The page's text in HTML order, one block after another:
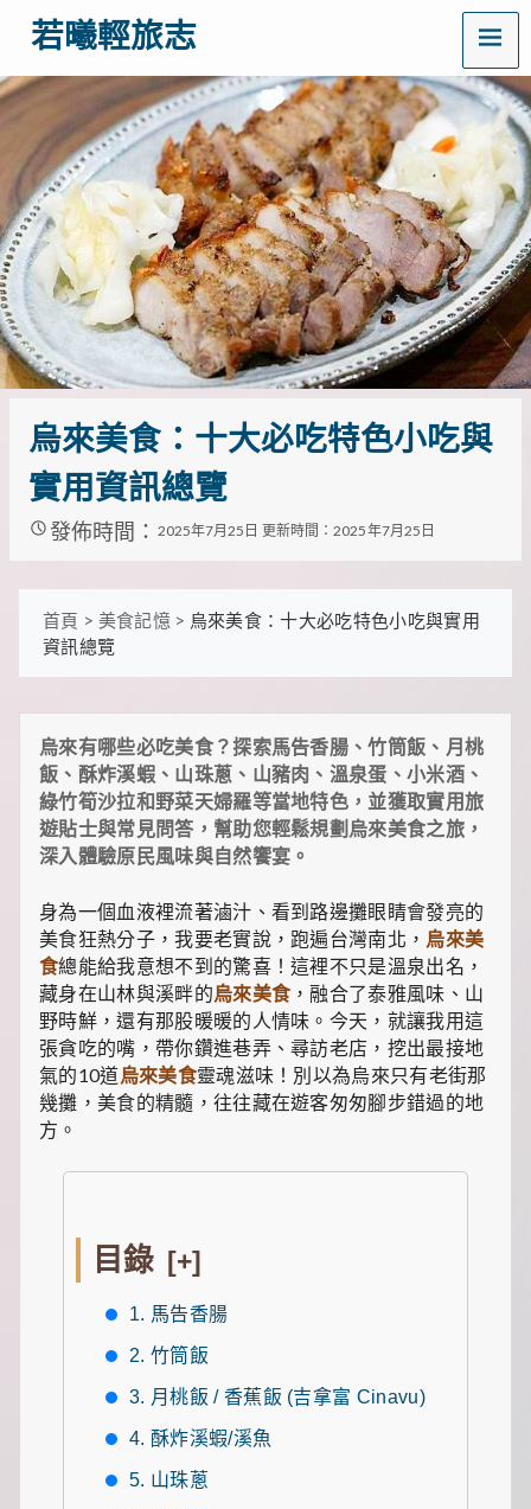
若曦輕旅志
歡
迎
問
若
曦
輕
旅
志
——
打
造
你
的
質
生
活
指
南！
這
裡
實
用
的
略、
最
實
用
的
居
妙
招、
最
地
道
的
美
食
推
薦，
還
MENU
烏來美食：十大必吃特色小吃與
實用資訊總覽
發佈時間： 2025年7月25日 更新時間：2025年7月25日
首頁 > 美食記憶> 烏來美食：十大必吃特色小吃與實用
資訊總覽
烏來有哪些必吃美食？探索馬告香腸、竹筒飯、月桃
飯、酥炸溪蝦、山珠蔥、山豬肉、溫泉蛋、小米酒、
綠竹筍沙拉和野菜天婦羅等當地特色，並獲取實用旅
遊貼士與常見問答，幫助您輕鬆規劃烏來美食之旅，
深入體驗原民風味與自然饗宴。
身為一個血液裡流著滷汁、看到路邊攤眼睛會發亮的
美食狂熱分子，我要老實說，跑遍台灣南北， 烏來美
食總能給我意想不到的驚喜！這裡不只是溫泉出名，
藏身在山林與溪畔的烏來美食，融合了泰雅風味、山
野時鮮，還有那股暖暖的人情味。今天，就讓我用這
張貪吃的嘴，帶你鑽進巷弄、尋訪老店，挖出最接地
氣的10道烏來美食靈魂滋味！別以為烏來只有老街那
幾攤，美食的精髓，往往藏在遊客匆匆腳步錯過的地
方。
目錄 [+]
1. 馬告香腸
2. 竹筒飯
3. 月桃飯 / 香蕉飯 (吉拿富 Cinavu)
4. 酥炸溪蝦/溪魚
5. 山珠蔥